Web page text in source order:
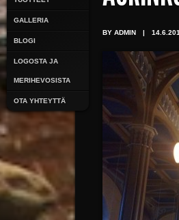
GALLERIA
BLOGI
LOGOSTA JA
MERIHEVOSISTA
OTA YHTEYTTÄ
BY ADMIN |